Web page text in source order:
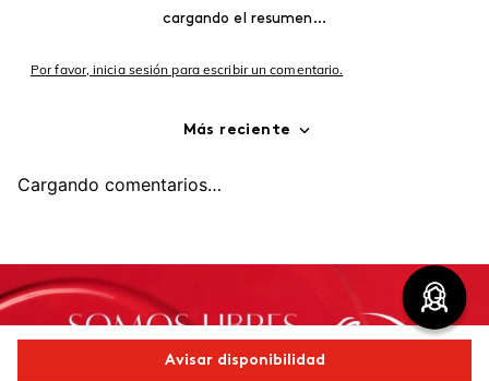
Avisar disponibilidad
cargando el resumen…
Por favor, inicia sesión para escribir un comentario.
Más reciente
Cargando comentarios…